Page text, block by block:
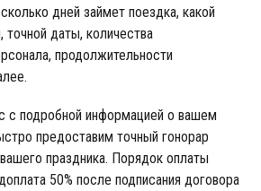
дней займет поездка, какой
даты, количества
продолжительности
с подробной информацией о вашем
предоставим точный гонорар
праздника. Порядок оплаты
50% после подписания договора